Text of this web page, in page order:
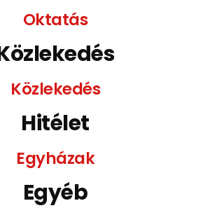
Oktatás
Közlekedés
Hitélet
Egyházak
Egyéb